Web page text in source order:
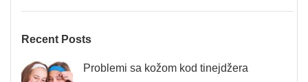
Recent Posts
Problemi sa kožom kod tinejdžera